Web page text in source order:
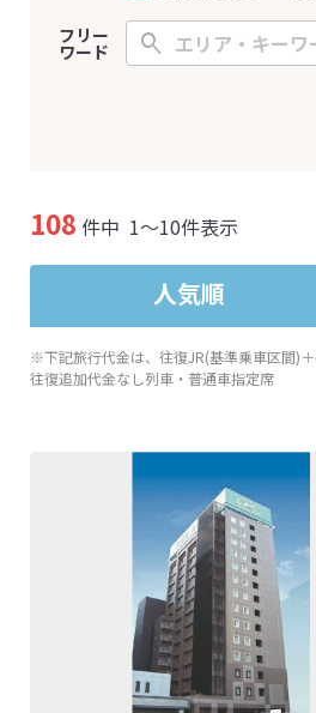
フリー
ワード
108 件中 1～10件表示
人気順
※下記旅行代金は、往復JR(基準乗車区間)＋
往復追加代金なし列車・普通車指定席